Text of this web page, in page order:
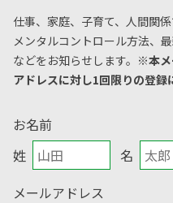
仕事、家庭、子育て、人間関
メンタルコントロール方法、
などをお知らせします。 ※本メ
アドレスに対し1回限りの登録
お名前
姓
名
メールアドレス